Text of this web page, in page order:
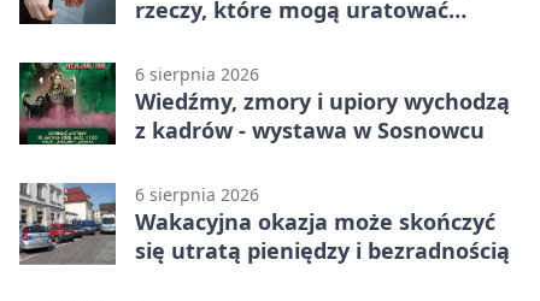
rzeczy, które mogą uratować
6 sierpnia 2026
Wiedźmy, zmory i upiory wychodzą
z kadrów - wystawa w Sosnowcu
6 sierpnia 2026
Wakacyjna okazja może skończyć
się utratą pieniędzy i bezradnością